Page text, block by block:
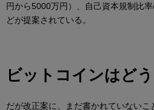
円から5000万円）、自己資本規制比
どが提案されている。
ビットコインはど
だが改正案に、まだ書かれていない